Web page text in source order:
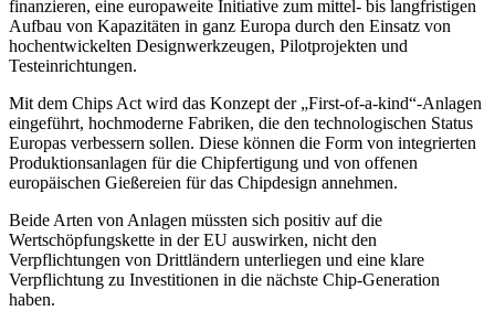
finanzieren, eine europaweite Initiative zum mittel- bis langfristigen
Aufbau von Kapazitäten in ganz Europa durch den Einsatz von
hochentwickelten Designwerkzeugen, Pilotprojekten und
Testeinrichtungen.
Mit dem Chips Act wird das Konzept der „First-of-a-kind“-Anlagen
eingeführt, hochmoderne Fabriken, die den technologischen Status
Europas verbessern sollen. Diese können die Form von integrierten
Produktionsanlagen für die Chipfertigung und von offenen
europäischen Gießereien für das Chipdesign annehmen.
Beide Arten von Anlagen müssten sich positiv auf die
Wertschöpfungskette in der EU auswirken, nicht den
Verpflichtungen von Drittländern unterliegen und eine klare
Verpflichtung zu Investitionen in die nächste Chip-Generation
haben.